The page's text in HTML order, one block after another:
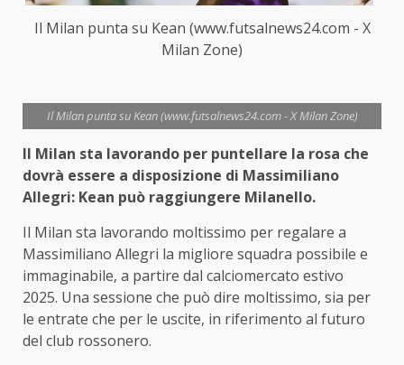
Il Milan punta su Kean (www.futsalnews24.com - X
Milan Zone)
Il Milan punta su Kean (www.futsalnews24.com - X Milan Zone)
Il Milan sta lavorando per puntellare la rosa che
dovrà essere a disposizione di Massimiliano
Allegri: Kean può raggiungere Milanello.
Il Milan sta lavorando moltissimo per regalare a
Massimiliano Allegri la migliore squadra possibile e
immaginabile, a partire dal calciomercato estivo
2025. Una sessione che può dire moltissimo, sia per
le entrate che per le uscite, in riferimento al futuro
del club rossonero.